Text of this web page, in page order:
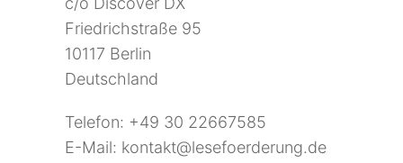
Friedrichstraße 95
10117 Berlin
Deutschland
Telefon: +49 30 22667585
E-Mail: kontakt@lesefoerderung.de